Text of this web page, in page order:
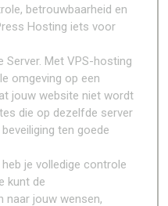
betrouwbaarheid en
Hosting iets voor
Server. Met VPS-hosting
omgeving op een
jouw website niet wordt
die op dezelfde server
ten goede
je volledige controle
kunt de
naar jouw wensen,